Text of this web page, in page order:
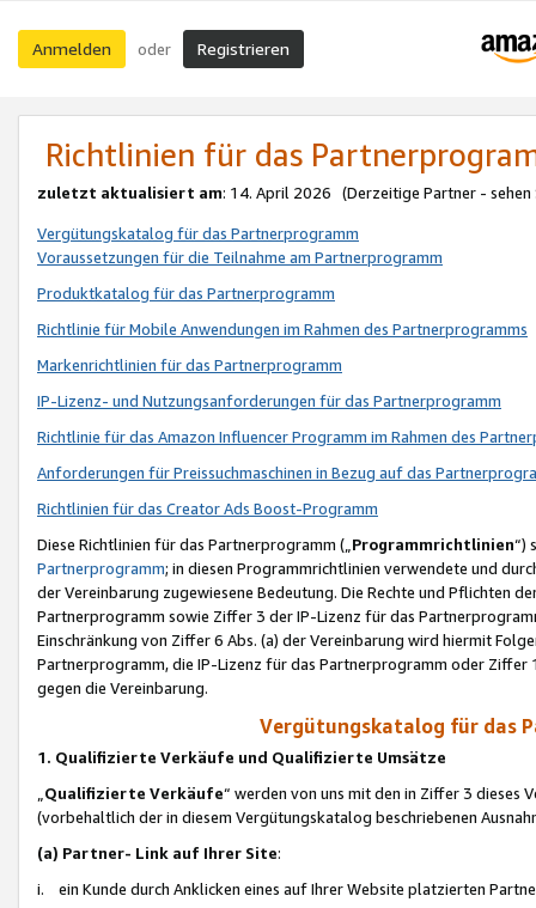
Anmelden oder Registrieren
Richtlinien für das
zuletzt aktualisiert am: 14. April 2026 (Derzeitige Partner - sehen
Vergütungskatalog für das Partnerprogramm
Voraussetzungen für die Teilnahme am Partnerprogramm
Produktkatalog für das Partnerprogramm
Richtlinie für Mobile Anwendungen im Rahmen des Partnerprogramms
Markenrichtlinien für das Partnerprogramm
IP-Lizenz- und Nutzungsanforderungen für das Partnerprogramm
Richtlinie für das Amazon Influencer Programm im Rahmen des
Anforderungen für Preissuchmaschinen in Bezug auf das
Richtlinien für das Creator Ads Boost-Programm
Diese Richtlinien für das Partnerprogramm („Programmrichtlinien“)
Partnerprogramm; in diesen Programmrichtlinien verwendete und
der Vereinbarung zugewiesene Bedeutung. Die Rechte und Pflichten
Partnerprogramm sowie Ziffer 3 der IP-Lizenz für das
Einschränkung von Ziffer 6 Abs. (a) der Vereinbarung wird hiermit
Partnerprogramm, die IP-Lizenz für das Partnerprogramm oder
gegen die Vereinbarung.
Vergütungskatalog für das
1. Qualifizierte Verkäufe und Qualifizierte Umsätze
Qualifizierte Verkäufe“ werden von uns mit den in Ziffer 3
(vorbehaltlich der in diesem Vergütungskatalog beschriebenen
(a) Partner- Link auf Ihrer Site:
i. ein Kunde durch Anklicken eines auf Ihrer Website platzierten